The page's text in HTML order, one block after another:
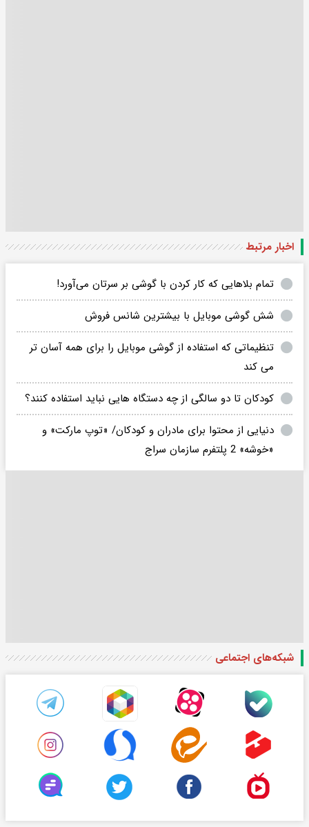
اخبار مرتبط
تمام بلا‌هایی که کار کردن با گوشی بر سرتان می‌آورد!
شش گوشی موبایل با بیشترین شانس فروش
تنظیماتی که استفاده از گوشی موبایل را برای همه آسان تر
می کند
کودکان تا دو سالگی از چه دستگاه هایی نباید استفاده کنند؟
دنیایی از محتوا برای مادران و کودکان/ «توپ مارکت» و
«خوشه» 2 پلتفرم سازمان سراج
شبکه‌های اجتماعی